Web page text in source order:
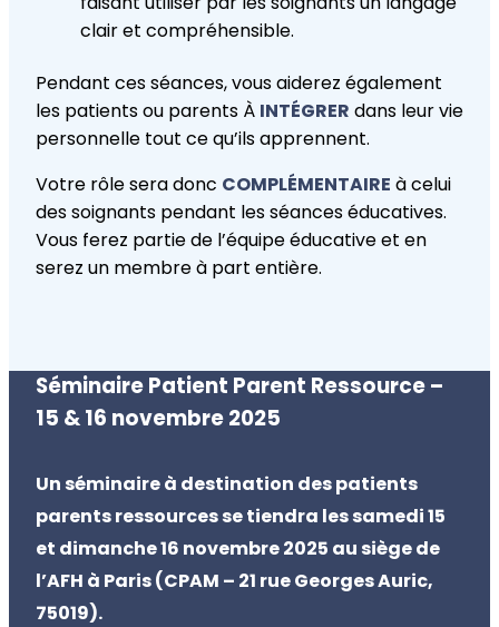
clair et compréhensible.
Pendant ces séances, vous aiderez également
les patients ou parents À INTÉGRER dans leur vie
personnelle tout ce qu’ils apprennent.
Votre rôle sera donc COMPLÉMENTAIRE à celui
des soignants pendant les séances éducatives.
Vous ferez partie de l’équipe éducative et en
serez un membre à part entière.
Séminaire Patient Parent Ressource –
15 & 16 novembre 2025
Un séminaire à destination des patients
parents ressources se tiendra les samedi 15
et dimanche 16 novembre 2025 au siège de
l’AFH à Paris (CPAM – 21 rue Georges Auric,
75019).